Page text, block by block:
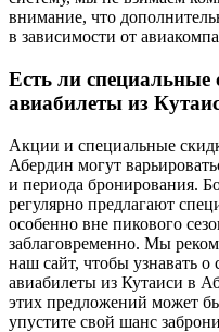
внимание, что
в зависимости от
Есть ли
авиабилеты из
Акции и специальные
Абердин могут
и периода бронирования.
регулярно предлагают
особенно вне пикового
заблаговременно. Мы
наш сайт, чтобы узнавать
авиабилеты из Кутаиси в
этих предложений может
упустите свой шанс